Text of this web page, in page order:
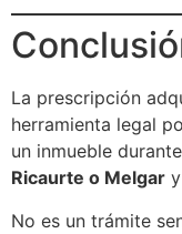
La prescripción
herramienta legal
un inmueble
Ricaurte o Melgar
No es un trámite